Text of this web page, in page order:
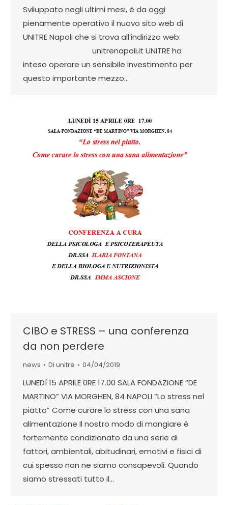
Sviluppato negli ultimi mesi, è da oggi
pienamente operativo il nuovo sito web di
UNITRE Napoli che si trova all’indirizzo web:
unitrenapoli.it UNITRE ha
inteso operare un sensibile investimento per
questo importante mezzo…
CIBO e STRESS – una conferenza
da non perdere
news Di unitre 04/04/2019
LUNEDÌ 15 APRILE 0RE 17.00 SALA FONDAZIONE “DE
MARTINO” VIA MORGHEN, 84 NAPOLI “Lo stress nel
piatto” Come curare lo stress con una sana
alimentazione Il nostro modo di mangiare è
fortemente condizionato da una serie di
fattori, ambientali, abitudinari, emotivi e fisici di
cui spesso non ne siamo consapevoli. Quando
siamo stressati tutto il…